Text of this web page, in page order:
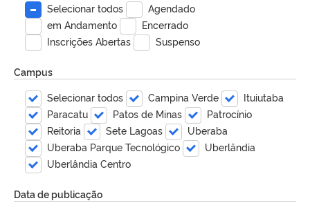
Selecionar todos
Agendado
em Andamento
Encerrado
Inscrições Abertas
Suspenso
Campus
Selecionar todos
Campina Verde
Ituiutaba
Paracatu
Patos de Minas
Patrocínio
Reitoria
Sete Lagoas
Uberaba
Uberaba Parque Tecnológico
Uberlândia
Uberlândia Centro
Data de publicação